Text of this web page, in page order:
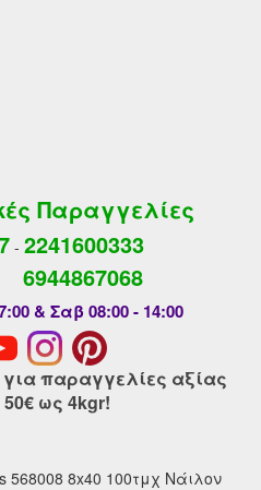
Παραγγελίες
- 2241600333
6944867068
& Σαβ 08:00 - 14:00
παραγγελίες αξίας
ως 4kgr!
568008 8x40 100τμχ Νάιλον